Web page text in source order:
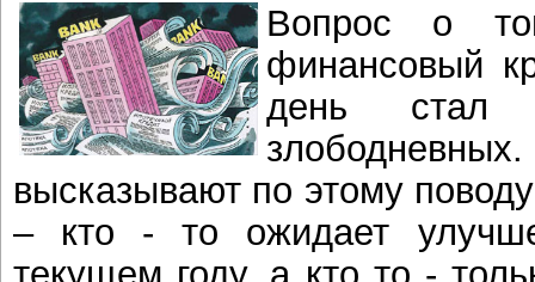
Вопрос о
финансовый
день
высказывают по этому
– кто - то ожидает
текущем году, а кто то -